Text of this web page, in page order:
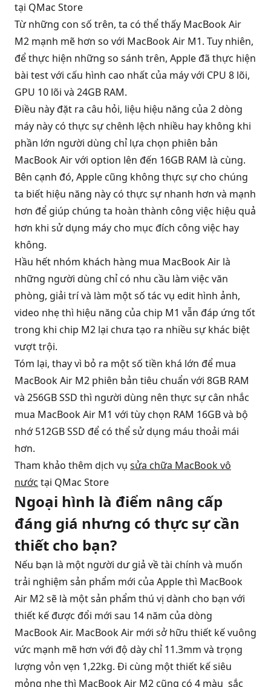
tại QMac Store
Từ những con số trên, ta có thể thấy MacBook Air
M2 mạnh mẽ hơn so với MacBook Air M1. Tuy nhiên,
để thực hiện những so sánh trên, Apple đã thực hiện
bài test với cấu hình cao nhất của máy với CPU 8 lõi,
GPU 10 lõi và 24GB RAM.
Điều này đặt ra câu hỏi, liệu hiệu năng của 2 dòng
máy này có thực sự chênh lệch nhiều hay không khi
phần lớn người dùng chỉ lựa chọn phiên bản
MacBook Air với option lên đến 16GB RAM là cùng.
Bên cạnh đó, Apple cũng không thực sự cho chúng
ta biết hiệu năng này có thực sự nhanh hơn và mạnh
hơn để giúp chúng ta hoàn thành công việc hiệu quả
hơn khi sử dụng máy cho mục đích công việc hay
không.
Hầu hết nhóm khách hàng mua MacBook Air là
những người dùng chỉ có nhu cầu làm việc văn
phòng, giải trí và làm một số tác vụ edit hình ảnh,
video nhẹ thì hiệu năng của chip M1 vẫn đáp ứng tốt
trong khi chip M2 lại chưa tạo ra nhiều sự khác biệt
vượt trội.
Tóm lại, thay vì bỏ ra một số tiền khá lớn để mua
MacBook Air M2 phiên bản tiêu chuẩn với 8GB RAM
và 256GB SSD thì người dùng nên thực sự cân nhắc
mua MacBook Air M1 với tùy chọn RAM 16GB và bộ
nhớ 512GB SSD để có thể sử dụng máu thoải mái
hơn.
Tham khảo thêm dịch vụ sửa chữa MacBook vô
nước tại QMac Store
Ngoại hình là điểm nâng cấp
đáng giá nhưng có thực sự cần
thiết cho bạn?
Nếu bạn là một người dư giả về tài chính và muốn
trải nghiệm sản phẩm mới của Apple thì MacBook
Air M2 sẽ là một sản phẩm thú vị dành cho bạn với
thiết kế được đổi mới sau 14 năm của dòng
MacBook Air. MacBook Air mới sở hữu thiết kế vuông
vức mạnh mẽ hơn với độ dày chỉ 11.3mm và trọng
lượng vỏn vẹn 1,22kg. Đi cùng một thiết kế siêu
mỏng nhẹ thì MacBook Air M2 cũng có 4 màu sắc